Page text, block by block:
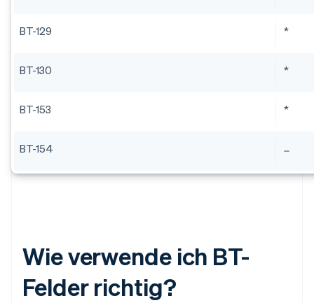
BT-129 *
BT-130 *
BT-153 *
BT-154
Wie verwende ich BT-
Felder richtig?